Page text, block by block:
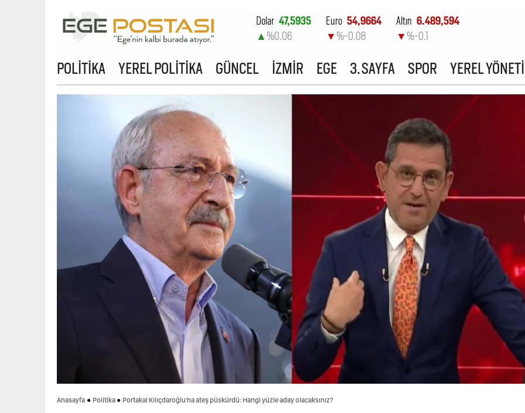
Dolar 47,5935
▲ %0.06
Euro 54,9664
▼ %-0.08
Altın 6.489,594
▼ %-0.1
%0.7
POLİTİKA YEREL POLİTİKA GÜNCEL İZMİR EGE 3. SAYFA SPOR YEREL
Anasayfa Politika Portakal Kılıçdaroğlu’na ateş püskürdü: Hangi yüzle aday olacaksınız?